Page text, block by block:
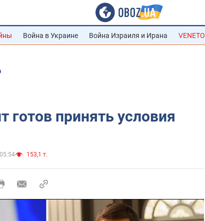
Война в Украине Война Израиля и Ирана VENETO
готов принять условия
153,1 т.